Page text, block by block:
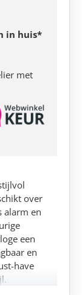
in huis*
met
over
alarm en
een
en
have